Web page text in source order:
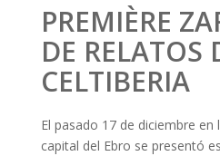
PREMIÈRE
DE RELATOS
CELTIBERIA
El pasado 17 de diciembre en
capital del Ebro se presentó